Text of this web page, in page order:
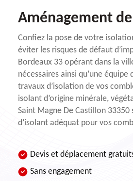
Aménagement
Confiez la pose de votre
éviter les risques de défaut
Bordeaux 33 opérant dans la
nécessaires ainsi qu’une
travaux d’isolation de vos
isolant d’origine minérale,
Saint Magne De Castillon
d’isolant adéquat pour vos
Devis et déplacement
Sans engagement